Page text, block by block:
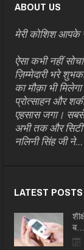
ABOUT US
मेरी कोशिश आपके
ऐसा कभी नहीं
ज़िम्मेदारी भरे
का मौक़ा भी
प्रोत्साहन और
एहसास जगा। सबसे
अभी तक और
नलिनी सिंह जी
LATEST POSTS
ब…